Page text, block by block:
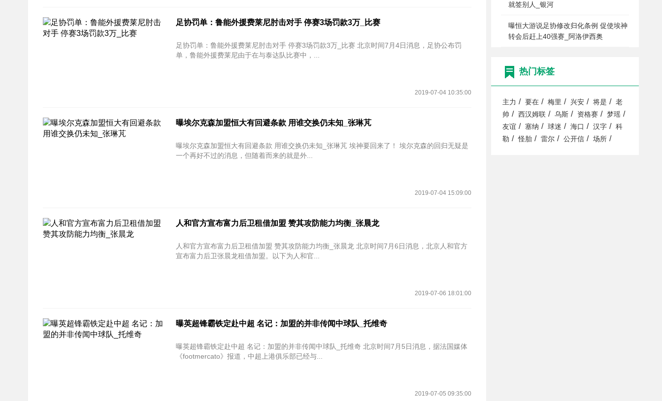
足协罚单：鲁能外援费莱尼肘击对手 停赛3场罚款3万_比赛
足协罚单：鲁能外援费莱尼肘击对手 停赛3场罚款3万_比赛 北京时间7月4日消息，足协公布罚
单，鲁能外援费莱尼由于在与泰达队比赛中，...
2019-07-04 10:35:00
曝埃尔克森加盟恒大有回避条款 用谁交换仍未知_张琳芃
曝埃尔克森加盟恒大有回避条款 用谁交换仍未知_张琳芃 埃神要回来了！ 埃尔克森的回归无疑是
一个再好不过的消息，但随着而来的就是外...
2019-07-04 15:09:00
人和官方宣布富力后卫租借加盟 赞其攻防能力均衡_张晨龙
人和官方宣布富力后卫租借加盟 赞其攻防能力均衡_张晨龙 北京时间7月6日消息，北京人和官方
宣布富力后卫张晨龙租借加盟。以下为人和官...
2019-07-06 18:01:00
曝英超锋霸铁定赴中超 名记：加盟的并非传闻中球队_托维奇
曝英超锋霸铁定赴中超 名记：加盟的并非传闻中球队_托维奇 北京时间7月5日消息，据法国媒体
《footmercato》报道，中超上港俱乐部已经与...
2019-07-05 09:35:00
就签别人_银河
曝恒大游说足协修改归化条例 促使埃神
转会后赶上40强赛_阿洛伊西奥
热门标签
主力 / 要在 / 梅里 / 兴安 / 将是 /
老
帅 / 西汉姆联 / 乌斯 / 资格赛 / 梦瑶 /
友谊 / 塞纳 / 球迷 / 海口 / 汉字 /
科
勒 / 怪胎 / 雷尔 / 公开信 / 场所 /